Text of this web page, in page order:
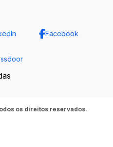
Facebook
os direitos reservados.